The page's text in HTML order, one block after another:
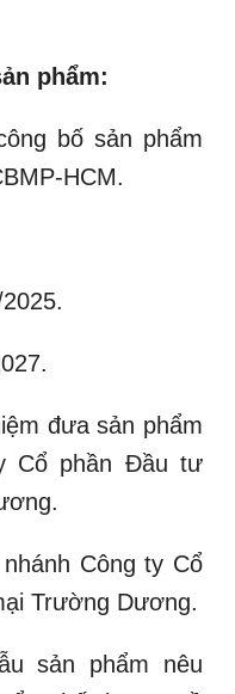
phẩm:
bố sản phẩm
HCM.
đưa sản phẩm
Cổ phần Đầu tư
Công ty Cổ
Trường Dương.
sản phẩm nêu